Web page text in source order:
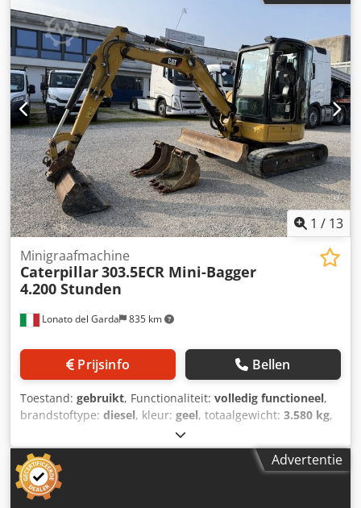
? 4 bakken inbegrepen ? Bouwjaar: 2013 Gewicht: ?
Bedrijfsgewicht: ca. 8.300 kg Netto* Alle informatie zonder
garantie Tel.: bellen (Contact · Telefoon · GSM · WhatsApp)
1 / 13
Lonato del Garda 835 km
Minigraafmachine
Caterpillar303.5ECR Mini-Bagger
4.200 Stunden
Prijsinfo Bellen
Toestand: gebruikt, Functionaliteit: volledig functioneel,
brandstoftype: diesel, kleur: geel, totaalgewicht: 3.580 kg,
, bedrijfsturen:
standaard schep, CAT 303.5ECR Mini/Compact
graafmachine Dcodpfxsytunno Acyek 3 bakken 1
schuifblad Gewicht: 3580 kg 24,8 kW Bouwjaar: 2018 Alle
informatie zonder garantie; fouten voorbehouden.
Advertentie